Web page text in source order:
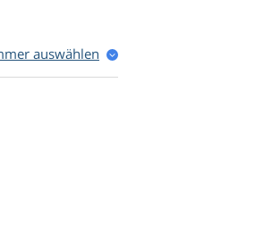
auswählen